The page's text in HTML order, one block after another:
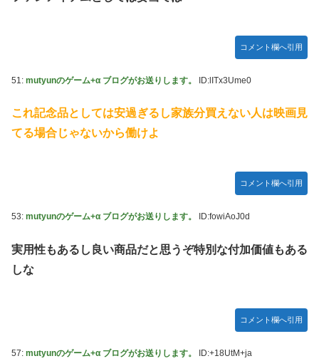
コメント欄へ引用
51: mutyunのゲーム+α ブログがお送りします。 ID:lITx3Ume0
これ記念品としては安過ぎるし家族分買えない人は映画見
てる場合じゃないから働けよ
コメント欄へ引用
53: mutyunのゲーム+α ブログがお送りします。 ID:fowiAoJ0d
実用性もあるし良い商品だと思うぞ特別な付加価値もある
しな
コメント欄へ引用
57: mutyunのゲーム+α ブログがお送りします。 ID:+18UtM+ja